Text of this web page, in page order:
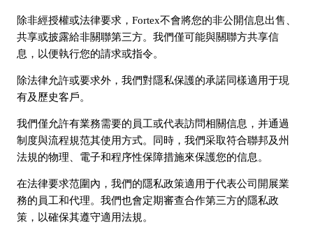
除非經授權或法律要求，Fortex不會將您的非公開信息出售、
共享或披露給非關聯第三方。我們僅可能與關聯方共享信
息，以便執行您的請求或指令。
除法律允許或要求外，我們對隱私保護的承諾同樣適用于現
有及歷史客戶。
我們僅允許有業務需要的員工或代表訪問相關信息，并通過
制度與流程規范其使用方式。同時，我們采取符合聯邦及州
法規的物理、電子和程序性保障措施來保護您的信息。
在法律要求范圍內，我們的隱私政策適用于代表公司開展業
務的員工和代理。我們也會定期審查合作第三方的隱私政
策，以確保其遵守適用法規。